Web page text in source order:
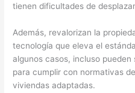
tienen dificultades de
Además, revalorizan la
tecnología que eleva el
algunos casos, incluso
para cumplir con normativas
viviendas adaptadas.